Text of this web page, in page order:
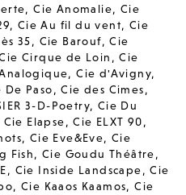
,Cie Anomalie, Cie
, Cie Au fil du vent, Cie
35, Cie Barouf,Cie
Cirque de Loin ,Cie
,Cie d'Avigny,
De Paso,Cie des Cimes,
3-D-Poetry, Cie Du
Cie Elapse,Cie ELXT 90,
, Cie Eve&Eve,Cie
Fish,Cie Goudu Théâtre,
, Cie Inside Landscape,Cie
,Cie Kaaos Kaamos,Cie